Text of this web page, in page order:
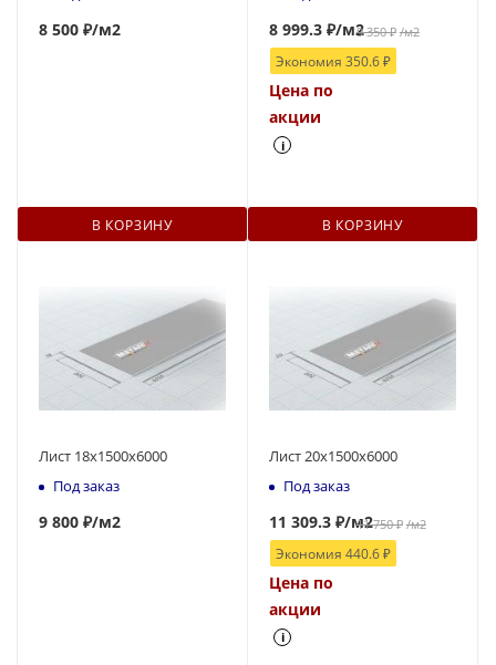
8 500 ₽/м2
В КОРЗИНУ
9 350₽ /м2
8 999.3 ₽/м2
Экономия 350.6₽
Цена по
акции
i
В КОРЗИНУ
Лист 18х1500х6000
Под заказ
9 800 ₽/м2
Лист 20х1500х6000
Под заказ
11 750₽ /м2
11 309.3 ₽/м2
Экономия 440.6₽
Цена по
акции
i